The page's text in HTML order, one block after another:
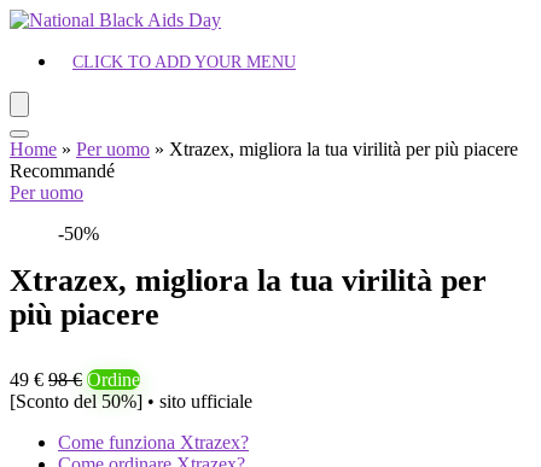
CLICK TO ADD YOUR MENU
Home » Per uomo » Xtrazex, migliora la tua virilità per più piacere
Recommandé
Per uomo
-50%
Xtrazex, migliora la tua virilità per
più piacere
49 € 98 € Ordine
[Sconto del 50%] • sito ufficiale
Come funziona Xtrazex?